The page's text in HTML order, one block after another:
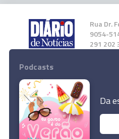
Rua Dr.
9054-
291 202
Instale a
© 2023 Empresa
Podcasts
Da